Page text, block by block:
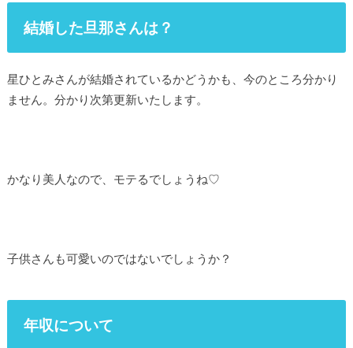
結婚した旦那さんは？
星ひとみさんが結婚されているかどうかも、今のところ分かり
ません。分かり次第更新いたします。
かなり美人なので、モテるでしょうね♡
子供さんも可愛いのではないでしょうか？
年収について